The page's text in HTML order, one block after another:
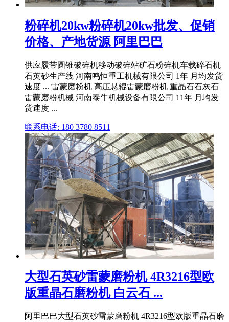
粉碎机20kw粉碎机20kw批发、促销
价格、产地货源 阿里巴巴
供应履带圆锥破碎机移动破碎站矿石粉碎机车载碎石机
石英砂生产线 河南鸣恒重工机械有限公司 1年 月均发货
速度 ... 雷蒙磨粉机 高压悬辊雷蒙磨粉机 重晶石石灰石
雷蒙磨粉机械 河南泰牛机械设备有限公司 11年 月均发
货速度 ...
联系电话: 180 3780 8511
大型石英砂雷蒙磨粉机 4R3216型欧
版重晶石磨粉机 白云石 ...
阿里巴巴大型石英砂雷蒙磨粉机 4R3216型欧版重晶石磨